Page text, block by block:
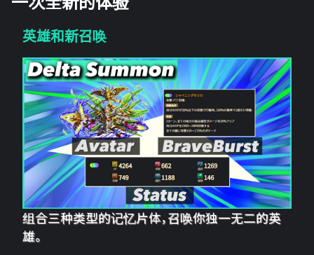
英雄和新召唤
组合三种类型的记忆片体，召唤你独一无二的英
雄。